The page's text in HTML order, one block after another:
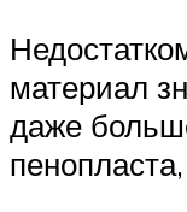
материал
даже